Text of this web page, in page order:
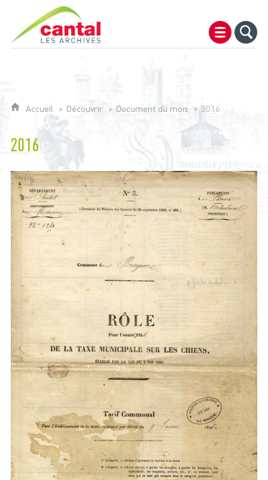
Archives du Cantal
Accueil Découvrir Document du mois 2016
2016